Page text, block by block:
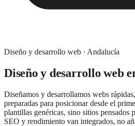
Diseño y desarrollo web · Andalucía
Diseño y desarrollo web
Diseñamos y desarrollamos webs
preparadas para posicionar desde el
plantillas genéricas, sino sitios pensados
SEO y rendimiento van integrados, no